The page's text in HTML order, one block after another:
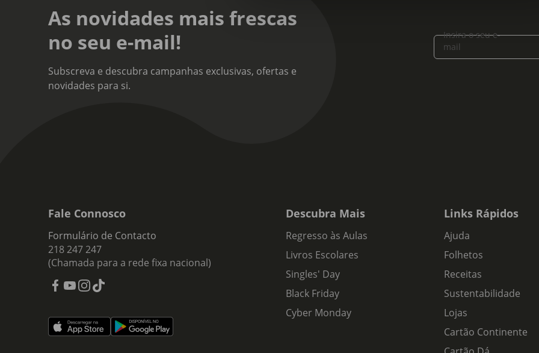
As novidades mais frescas
no seu e-mail!
Subscreva e descubra campanhas exclusivas, ofertas e
novidades para si.
Insira o seu e-
mail
Fale Connosco
Formulário de Contacto
218 247 247
(Chamada para a rede fixa nacional)
Descubra Mais
Regresso às Aulas
Livros Escolares
Singles' Day
Black Friday
Cyber Monday
Links Rápidos
Ajuda
Folhetos
Receitas
Sustentabilidade
Lojas
Cartão Continente